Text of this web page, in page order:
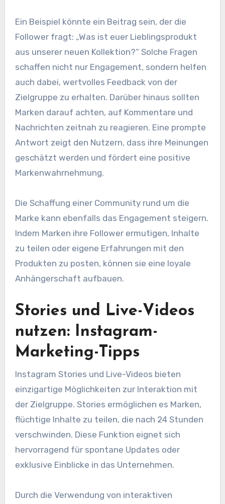
Ein Beispiel könnte ein Beitrag sein, der die
Follower fragt: „Was ist euer Lieblingsprodukt
aus unserer neuen Kollektion?“ Solche Fragen
schaffen nicht nur Engagement, sondern helfen
auch dabei, wertvolles Feedback von der
Zielgruppe zu erhalten. Darüber hinaus sollten
Marken darauf achten, auf Kommentare und
Nachrichten zeitnah zu reagieren. Eine prompte
Antwort zeigt den Nutzern, dass ihre Meinungen
geschätzt werden und fördert eine positive
Markenwahrnehmung.
Die Schaffung einer Community rund um die
Marke kann ebenfalls das Engagement steigern.
Indem Marken ihre Follower ermutigen, Inhalte
zu teilen oder eigene Erfahrungen mit den
Produkten zu posten, können sie eine loyale
Anhängerschaft aufbauen.
Stories und Live-Videos
nutzen: Instagram-
Marketing-Tipps
Instagram Stories und Live-Videos bieten
einzigartige Möglichkeiten zur Interaktion mit
der Zielgruppe. Stories ermöglichen es Marken,
flüchtige Inhalte zu teilen, die nach 24 Stunden
verschwinden. Diese Funktion eignet sich
hervorragend für spontane Updates oder
exklusive Einblicke in das Unternehmen.
Durch die Verwendung von interaktiven